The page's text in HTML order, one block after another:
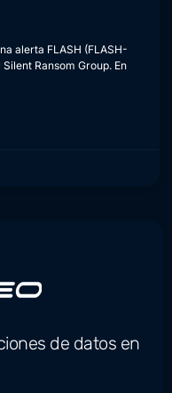
alerta FLASH (FLASH-
Ransom Group. En
de datos en